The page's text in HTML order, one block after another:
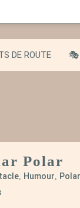
DE ROUTE 🎭
Polar
, Humour,